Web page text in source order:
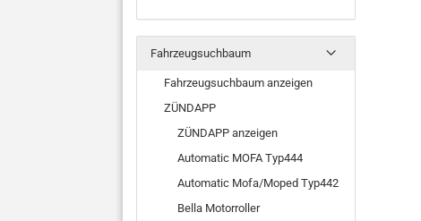
Fahrzeugsuchbaum
Fahrzeugsuchbaum anzeigen
ZÜNDAPP
ZÜNDAPP anzeigen
Automatic MOFA Typ444
Automatic Mofa/Moped Typ442
Bella Motorroller